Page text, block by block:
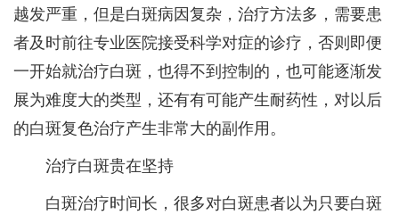
越发严重，但是白斑病因复杂，治疗方法多，需要患
者及时前往专业医院接受科学对症的诊疗，否则即便
一开始就治疗白斑，也得不到控制的，也可能逐渐发
展为难度大的类型，还有有可能产生耐药性，对以后
的白斑复色治疗产生非常大的副作用。
治疗白斑贵在坚持
白斑治疗时间长，很多对白斑患者以为只要白斑